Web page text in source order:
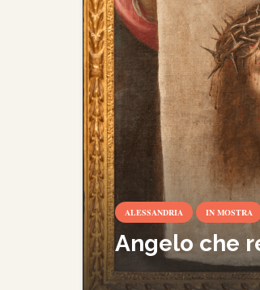
ALESSANDRIA IN MOSTRA
Angelo che